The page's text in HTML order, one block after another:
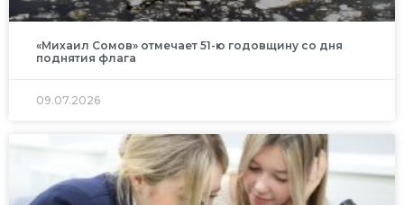
«Михаил Сомов» отмечает 51-ю годовщину со дня
поднятия флага
09.07.2026